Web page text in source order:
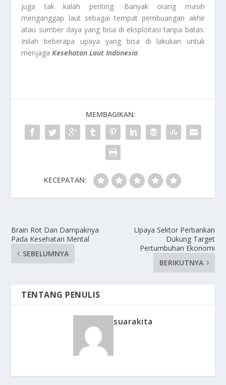
juga tak kalah penting. Banyak orang masih
menganggap laut sebagai tempat pembuangan akhir
atau sumber daya yang bisa di eksploitasi tanpa batas.
Inilah beberapa upaya yang bisa di lakukan untuk
menjagaKesehatan Laut Indonesia.
MEMBAGIKAN:
KECEPATAN:
Brain Rot Dan Dampaknya
Pada Kesehatan Mental
SEBELUMNYA
Upaya Sektor Perbankan
Dukung Target
Pertumbuhan Ekonomi
BERIKUTNYA
TENTANG PENULIS
suarakita